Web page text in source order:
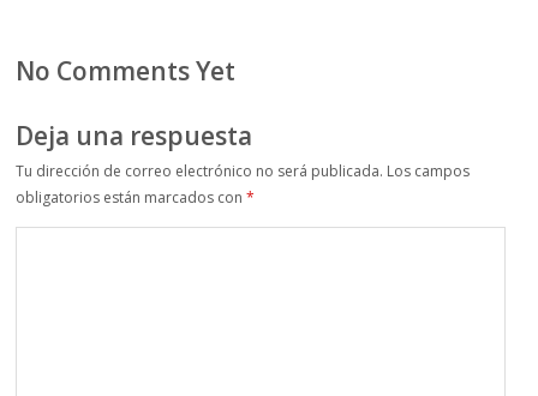
No Comments Yet
Deja una respuesta
Tu dirección de correo electrónico no será publicada. Los campos
obligatorios están marcados con*